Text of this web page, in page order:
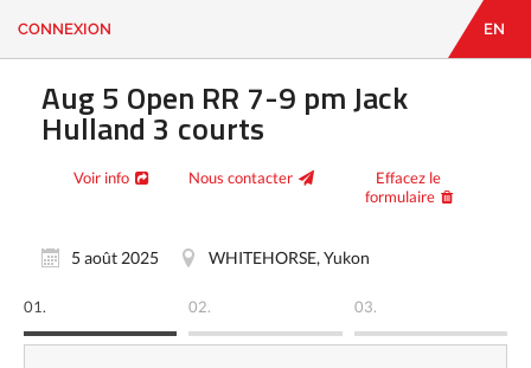
CONTACT
Vous
cherchez
CONNEXION EN
Aug 5 Open RR 7-9 pm Jack
Hulland 3 courts
Voir info Nous contacter
Effacez le
formulaire
5 août 2025 WHITEHORSE, Yukon
01. 02. 03.